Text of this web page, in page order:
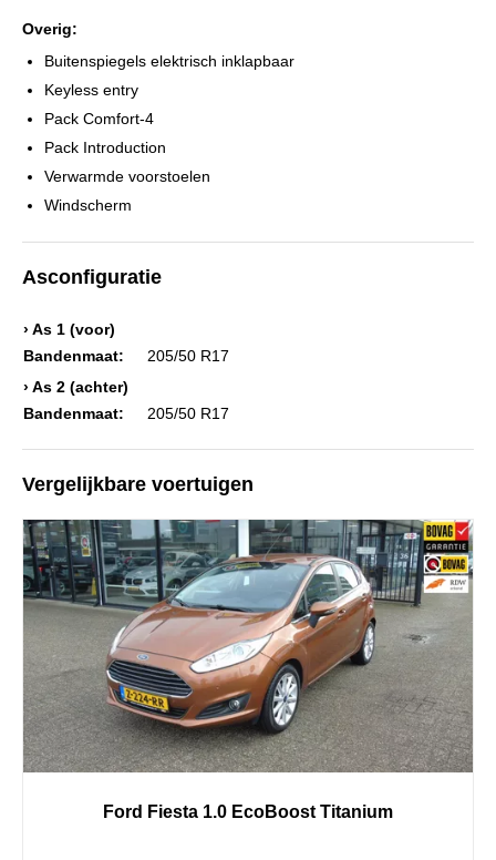
Overig:
Buitenspiegels elektrisch inklapbaar
Keyless entry
Pack Comfort-4
Pack Introduction
Verwarmde voorstoelen
Windscherm
Asconfiguratie
› As 1 (voor)
Bandenmaat:
205/50 R17
› As 2 (achter)
Bandenmaat:
205/50 R17
Vergelijkbare voertuigen
Ford Fiesta 1.0 EcoBoost Titanium